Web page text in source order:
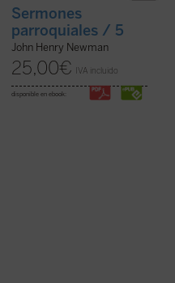
Sermones
parroquiales / 5
John Henry Newman
25,00€ IVA incluido
disponible en ebook: